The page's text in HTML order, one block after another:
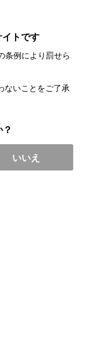
イトです
条例により罰せら
ないことをご了承
いいえ